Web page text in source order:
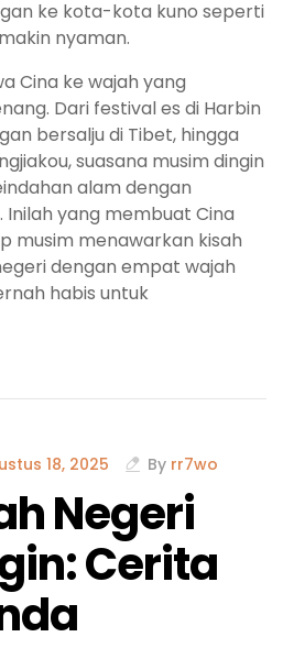
ke kota-kota kuno seperti
nyaman.
Cina ke wajah yang
Dari festival es di Harbin
bersalju di Tibet, hingga
suasana musim dingin
alam dengan
yang membuat Cina
musim menawarkan kisah
dengan empat wajah
habis untuk
18, 2025 By rr7wo
Negeri
Cerita